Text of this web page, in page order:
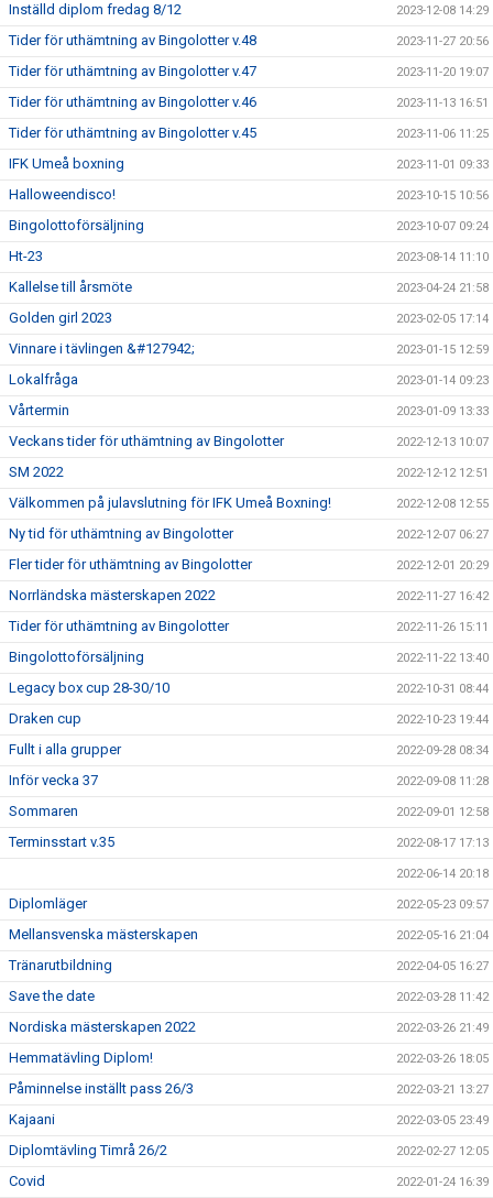
Inställd diplom fredag 8/12 2023-12-08 14:29
Tider för uthämtning av Bingolotter v.48 2023-11-27 20:56
Tider för uthämtning av Bingolotter v.47 2023-11-20 19:07
Tider för uthämtning av Bingolotter v.46 2023-11-13 16:51
Tider för uthämtning av Bingolotter v.45 2023-11-06 11:25
IFK Umeå boxning 2023-11-01 09:33
Halloweendisco! 2023-10-15 10:56
Bingolottoförsäljning 2023-10-07 09:24
Ht-23 2023-08-14 11:10
Kallelse till årsmöte 2023-04-24 21:58
Golden girl 2023 2023-02-05 17:14
Vinnare i tävlingen &#127942; 2023-01-15 12:59
Lokalfråga 2023-01-14 09:23
Vårtermin 2023-01-09 13:33
Veckans tider för uthämtning av Bingolotter 2022-12-13 10:07
SM 2022 2022-12-12 12:51
Välkommen på julavslutning för IFK Umeå Boxning! 2022-12-08 12:55
Ny tid för uthämtning av Bingolotter 2022-12-07 06:27
Fler tider för uthämtning av Bingolotter 2022-12-01 20:29
Norrländska mästerskapen 2022 2022-11-27 16:42
Tider för uthämtning av Bingolotter 2022-11-26 15:11
Bingolottoförsäljning 2022-11-22 13:40
Legacy box cup 28-30/10 2022-10-31 08:44
Draken cup 2022-10-23 19:44
Fullt i alla grupper 2022-09-28 08:34
Inför vecka 37 2022-09-08 11:28
Sommaren 2022-09-01 12:58
Terminsstart v.35 2022-08-17 17:13
2022-06-14 20:18
Diplomläger 2022-05-23 09:57
Mellansvenska mästerskapen 2022-05-16 21:04
Tränarutbildning 2022-04-05 16:27
Save the date 2022-03-28 11:42
Nordiska mästerskapen 2022 2022-03-26 21:49
Hemmatävling Diplom! 2022-03-26 18:05
Påminnelse inställt pass 26/3 2022-03-21 13:27
Kajaani 2022-03-05 23:49
Diplomtävling Timrå 26/2 2022-02-27 12:05
Covid 2022-01-24 16:39